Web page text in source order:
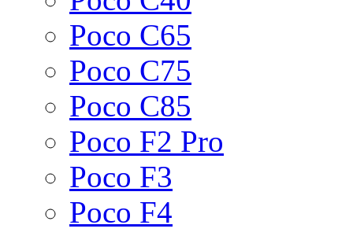
Poco C65
Poco C75
Poco C85
Poco F2 Pro
Poco F3
Poco F4